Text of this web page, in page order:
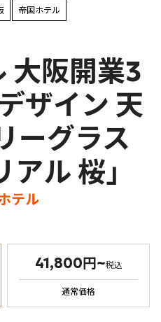
帝国ホテル
大阪開業3
ザイン 天
ーグラス
アル 桜」
テル
41,800円~税込
通常価格